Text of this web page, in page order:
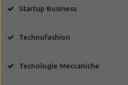
Startup Business
Technofashion
Tecnologie Meccaniche